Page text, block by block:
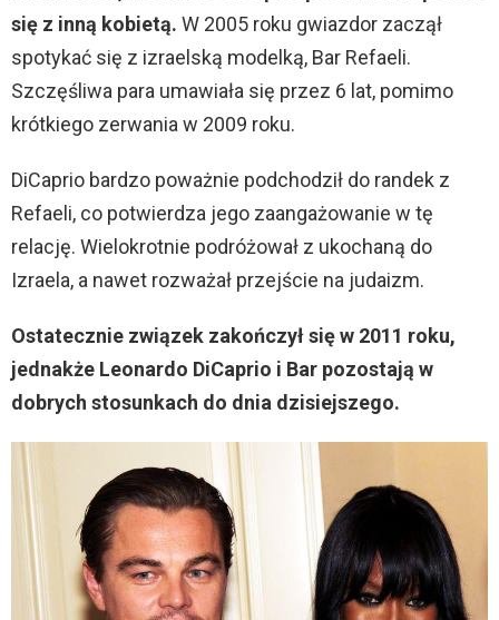
się z inną kobietą. W 2005 roku gwiazdor zaczął
spotykać się z izraelską modelką, Bar Refaeli.
Szczęśliwa para umawiała się przez 6 lat, pomimo
krótkiego zerwania w 2009 roku.
DiCaprio bardzo poważnie podchodził do randek z
Refaeli, co potwierdza jego zaangażowanie w tę
relację. Wielokrotnie podróżował z ukochaną do
Izraela, a nawet rozważał przejście na judaizm.
Ostatecznie związek zakończył się w 2011 roku,
jednakże Leonardo DiCaprio i Bar pozostają w
dobrych stosunkach do dnia dzisiejszego.